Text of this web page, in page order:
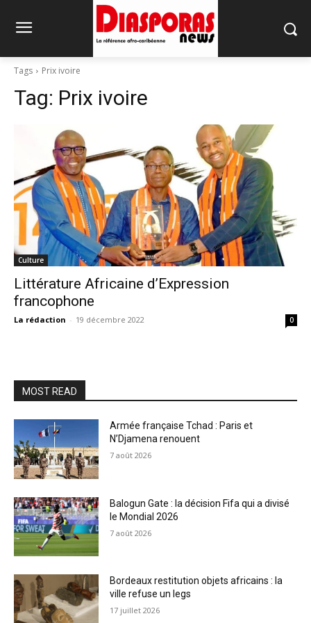
Tags Prix ivoire
Tag: Prix ivoire
Culture
Littérature Africaine d’Expression
francophone
La rédaction - 19 décembre 2022 0
MOST READ
Armée française Tchad : Paris et
N’Djamena renouent
7 août 2026
Balogun Gate : la décision Fifa qui a divisé
le Mondial 2026
7 août 2026
Bordeaux restitution objets africains : la
ville refuse un legs
17 juillet 2026